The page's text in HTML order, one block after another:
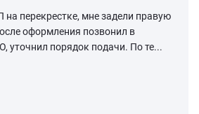
на перекрестке, мне задели правую
оформления позвонил в
уточнил порядок подачи. По те...